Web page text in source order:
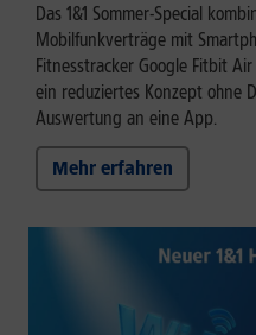
Das 1&1 Sommer-Special
Mobilfunkverträge mit
Fitnesstracker Google Fitbit
ein reduziertes Konzept ohne
Auswertung an eine App.
Mehr erfahren